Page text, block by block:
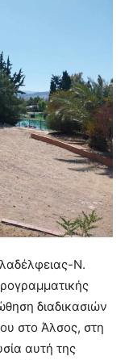
Ν.
διαδικασιών
στο Άλσος, στη
αυτή της